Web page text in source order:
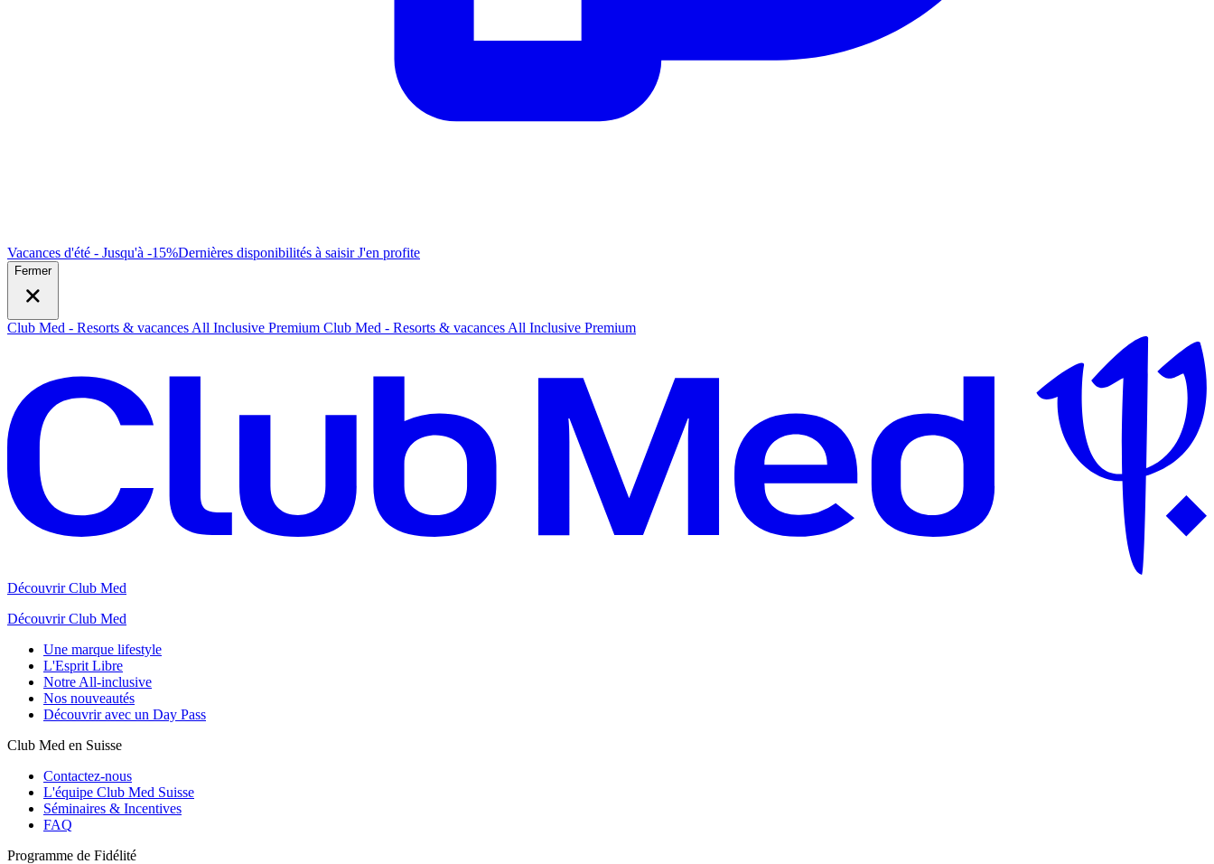
Vacances d'été - Jusqu'à -15%Dernières disponibilités à saisirJ'en profite
Fermer
Club Med - Resorts & vacances All Inclusive Premium Club Med - Resorts & vacances All Inclusive Premium
Découvrir Club Med
Découvrir Club Med
Une marque lifestyle
L'Esprit Libre
Notre All-inclusive
Nos nouveautés
Découvrir avec un Day Pass
Club Med en Suisse
Contactez-nous
L'équipe Club Med Suisse
Séminaires & Incentives
FAQ
Programme de Fidélité